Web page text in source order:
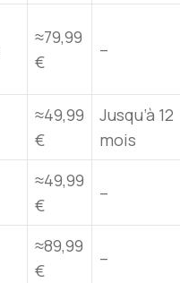
≈79,99
€
–
≈49,99
€
Jusqu’à 12
mois
≈49,99
€
–
≈89,99
€
–